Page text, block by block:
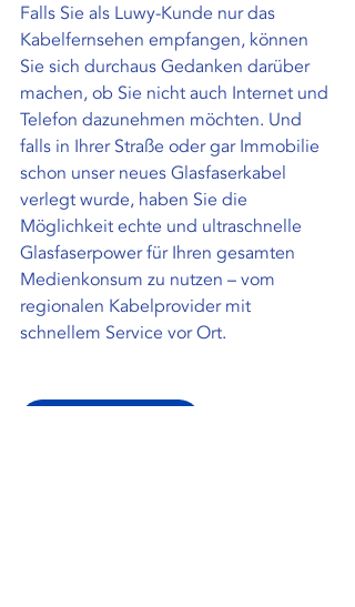
Falls Sie als Luwy-Kunde nur das
Kabelfernsehen empfangen, können
Sie sich durchaus Gedanken darüber
machen, ob Sie nicht auch Internet und
Telefon dazunehmen möchten. Und
falls in Ihrer Straße oder gar Immobilie
schon unser neues Glasfaserkabel
verlegt wurde, haben Sie die
Möglichkeit echte und ultraschnelle
Glasfaserpower für Ihren gesamten
Medienkonsum zu nutzen – vom
regionalen Kabelprovider mit
schnellem Service vor Ort.